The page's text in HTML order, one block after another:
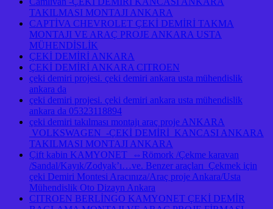
TAKILMASI MONTAJI ANKARA
CAPTİVA CHEVROLET ÇEKİ DEMİRİ TAKMA
MONTAJI VE ARAÇ PROJE ANKARA USTA
MÜHENDİSLİK
ÇEKİ DEMİRİ ANKARA
ÇEKİ DEMİRİ ANKARA CITROEN
çeki demiri projesi. çeki demiri ankara usta mühendislik
ankara da
çeki demiri projesi. çeki demiri ankara usta mühendislik
ankara da 05323118894
çeki demiri takılması montajı araç proje ANKARA
VOLKSWAGEN -ÇEKİ DEMİRİ KANCASI ANKARA
TAKILMASI MONTAJI ANKARA
Çift kabin KAMYONET ⇔Römork /Çekme karavan
/Sandal/Kayık/Zodyak’ı…ve. Benzer araçları Çekmek için
çeki Demiri Montesi Aracınıza/Araç proje Ankara/Usta
Mühendislik Oto Dizayn Ankara
CITROEN BERLİNGO KAMYONET ÇEKİ DEMİR